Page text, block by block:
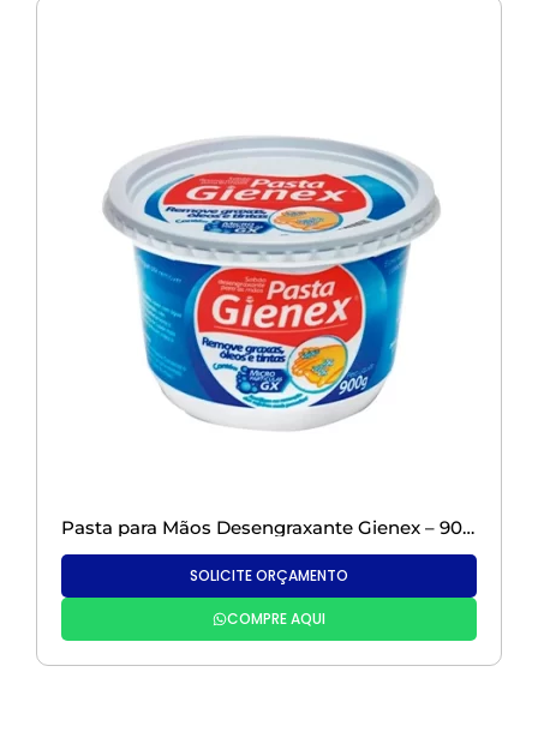
Pasta para Mãos Desengraxante Gienex – 900GR
SOLICITE ORÇAMENTO
COMPRE AQUI